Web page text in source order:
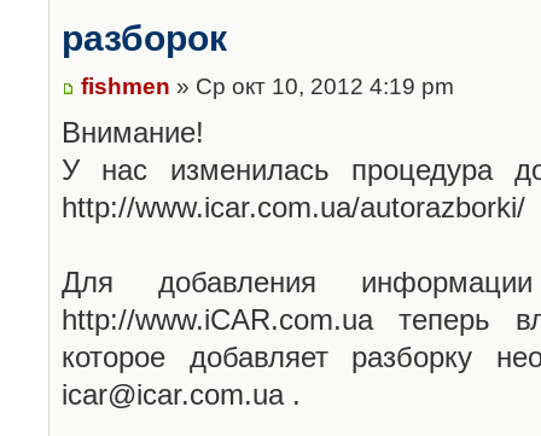
разборок
fishmen » Ср окт 10, 2012 4:19 pm
Внимание!
У нас изменилась процедура
http://www.icar.com.ua/autorazborki/
Для добавления
http://www.iCAR.com.ua теперь
которое добавляет разборку
icar@icar.com.ua .